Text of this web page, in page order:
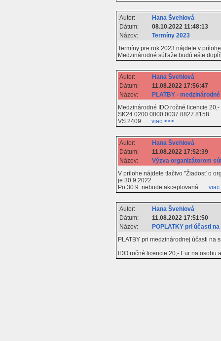
Autor:
Hana Švehlová
Dátum:
08.10.2022 11:48:13
Názov:
Termíny 2023
Termíny pre rok 2023 nájdete v
Medzinárodné súťaže budú ešte
Autor:
Hana Švehlová
Dátum:
11.08.2022 17:56:47
Názov:
PLATBY -
Medzinárodné IDO ročné licencie
SK24 0200 0000 0037 8827 8158
VS 2409 ...viac >>>
Autor:
Hana Švehlová
Dátum:
11.08.2022 17:52:39
Názov:
Výzva organizátorom
V prílohe nájdete tlačivo "Žiadosť o
je 30.9.2022
Po 30.9. nebude akceptovaná ...viac
Autor:
Hana Švehlová
Dátum:
11.08.2022 17:51:50
Názov:
POPLATKY pri účasti
PLATBY pri medzinárodnej účasti na
IDO ročné licencie 20,- Eur na